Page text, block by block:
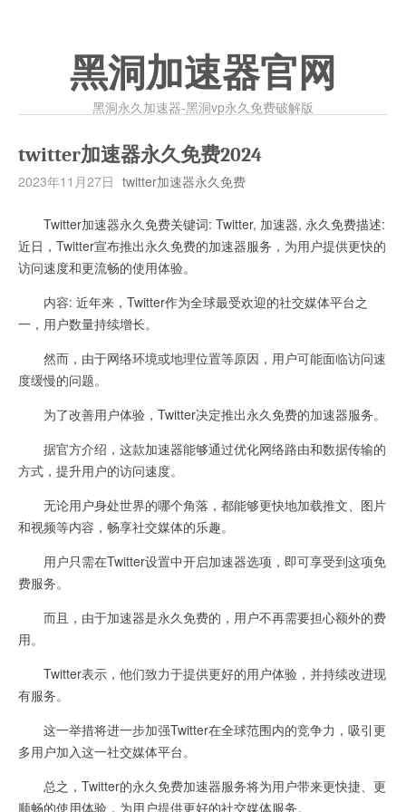
黑洞加速器官网
黑洞永久加速器-黑洞vp永久免费破解版
twitter加速器永久免费2024
2023年11月27日 twitter加速器永久免费
Twitter加速器永久免费关键词: Twitter, 加速器, 永久免费描述:
近日，Twitter宣布推出永久免费的加速器服务，为用户提供更快的
访问速度和更流畅的使用体验。
内容: 近年来，Twitter作为全球最受欢迎的社交媒体平台之
一，用户数量持续增长。
然而，由于网络环境或地理位置等原因，用户可能面临访问速
度缓慢的问题。
为了改善用户体验，Twitter决定推出永久免费的加速器服务。
据官方介绍，这款加速器能够通过优化网络路由和数据传输的
方式，提升用户的访问速度。
无论用户身处世界的哪个角落，都能够更快地加载推文、图片
和视频等内容，畅享社交媒体的乐趣。
用户只需在Twitter设置中开启加速器选项，即可享受到这项免
费服务。
而且，由于加速器是永久免费的，用户不再需要担心额外的费
用。
Twitter表示，他们致力于提供更好的用户体验，并持续改进现
有服务。
这一举措将进一步加强Twitter在全球范围内的竞争力，吸引更
多用户加入这一社交媒体平台。
总之，Twitter的永久免费加速器服务将为用户带来更快捷、更
顺畅的使用体验，为用户提供更好的社交媒体服务。